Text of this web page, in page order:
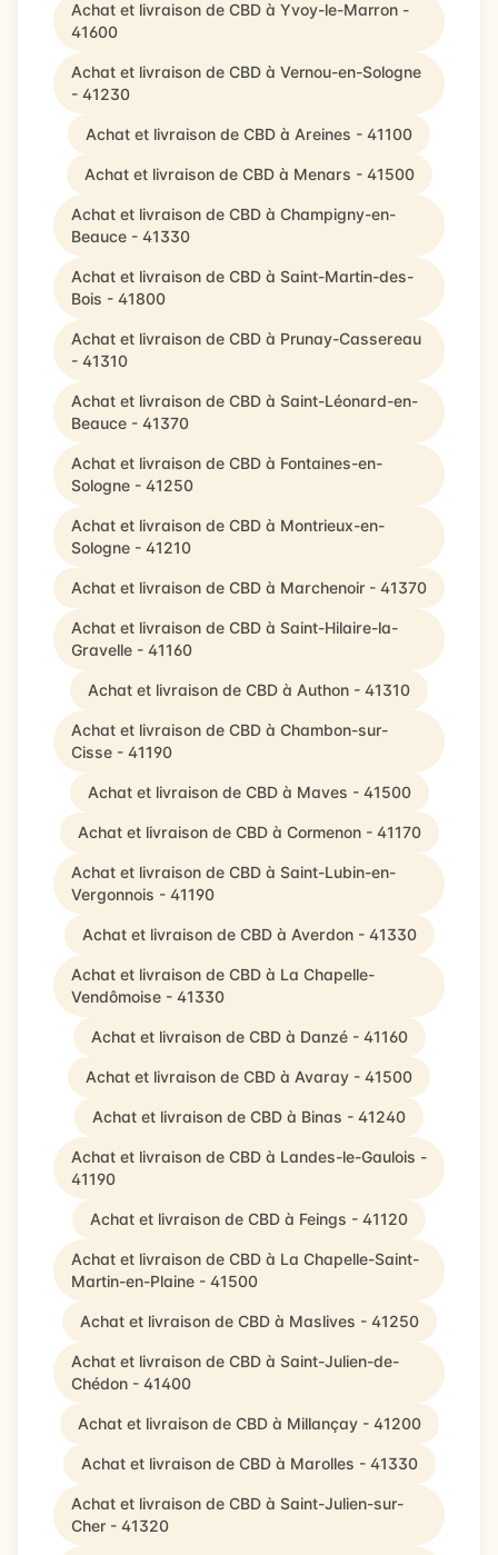
Achat et livraison de CBD à Yvoy-le-Marron -
41600
Achat et livraison de CBD à Vernou-en-Sologne
- 41230
Achat et livraison de CBD à Areines - 41100
Achat et livraison de CBD à Menars - 41500
Achat et livraison de CBD à Champigny-en-
Beauce - 41330
Achat et livraison de CBD à Saint-Martin-des-
Bois - 41800
Achat et livraison de CBD à Prunay-Cassereau
- 41310
Achat et livraison de CBD à Saint-Léonard-en-
Beauce - 41370
Achat et livraison de CBD à Fontaines-en-
Sologne - 41250
Achat et livraison de CBD à Montrieux-en-
Sologne - 41210
Achat et livraison de CBD à Marchenoir - 41370
Achat et livraison de CBD à Saint-Hilaire-la-
Gravelle - 41160
Achat et livraison de CBD à Authon - 41310
Achat et livraison de CBD à Chambon-sur-
Cisse - 41190
Achat et livraison de CBD à Maves - 41500
Achat et livraison de CBD à Cormenon - 41170
Achat et livraison de CBD à Saint-Lubin-en-
Vergonnois - 41190
Achat et livraison de CBD à Averdon - 41330
Achat et livraison de CBD à La Chapelle-
Vendômoise - 41330
Achat et livraison de CBD à Danzé - 41160
Achat et livraison de CBD à Avaray - 41500
Achat et livraison de CBD à Binas - 41240
Achat et livraison de CBD à Landes-le-Gaulois -
41190
Achat et livraison de CBD à Feings - 41120
Achat et livraison de CBD à La Chapelle-Saint-
Martin-en-Plaine - 41500
Achat et livraison de CBD à Maslives - 41250
Achat et livraison de CBD à Saint-Julien-de-
Chédon - 41400
Achat et livraison de CBD à Millançay - 41200
Achat et livraison de CBD à Marolles - 41330
Achat et livraison de CBD à Saint-Julien-sur-
Cher - 41320